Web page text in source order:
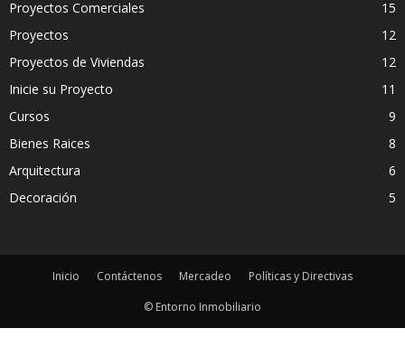
Proyectos Comerciales
15
Proyectos
12
Proyectos de Viviendas
12
Inicie su Proyecto
11
Cursos
9
Bienes Raices
8
Arquitectura
6
Decoración
5
Inicio Contáctenos Mercadeo
Políticas y Directivas
© Entorno Inmobiliario